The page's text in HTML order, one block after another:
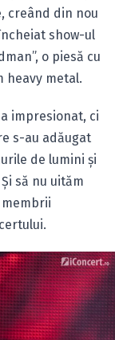
creând din nou
show-ul
o piesă cu
heavy metal.
impresionat, ci
s-au adăugat
de lumini şi
să nu uităm